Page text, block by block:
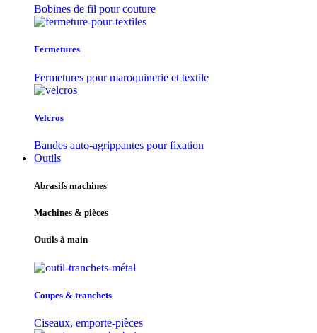
Bobines de fil pour couture
Fermetures
Fermetures pour maroquinerie et textile
Velcros
Bandes auto-agrippantes pour fixation
Outils
Abrasifs machines
Machines & pièces
Outils à main
Coupes & tranchets
Ciseaux, emporte-pièces